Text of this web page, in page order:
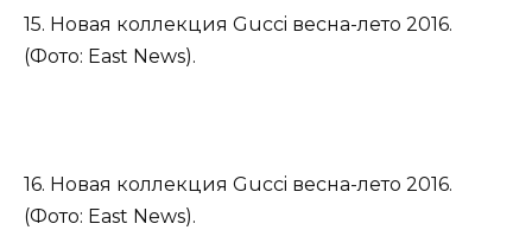
15. Новая коллекция Gucci весна-лето 2016.
(Фото: East News).
16. Новая коллекция Gucci весна-лето 2016.
(Фото: East News).